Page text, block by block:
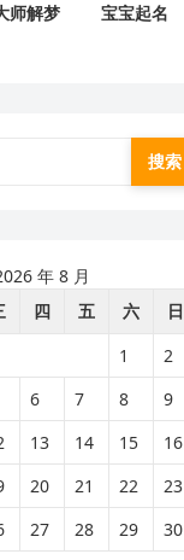
师解梦 宝宝起名
搜索
年 8 月
四 五 六
日
1
2
6 7 8
9
13 14 15
16
20 21 22
23
27 28 29
30